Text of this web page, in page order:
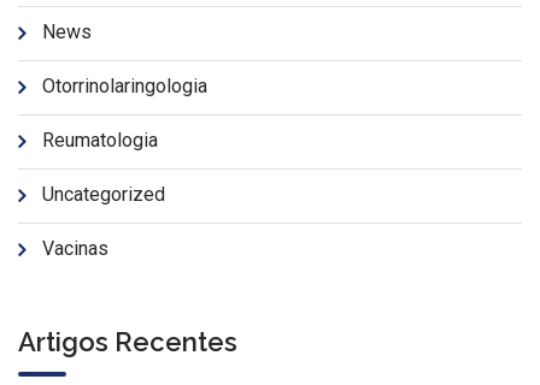
News
Otorrinolaringologia
Reumatologia
Uncategorized
Vacinas
Artigos Recentes